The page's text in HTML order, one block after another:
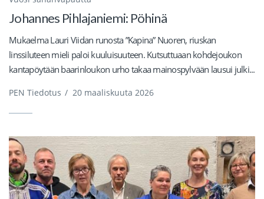
Johannes Pihlajaniemi: Pöhinä
Mukaelma Lauri Viidan runosta ”Kapina” Nuoren, riuskan
linssiluteen mieli paloi kuuluisuuteen. Kutsuttuaan kohdejoukon
kantapöytään baarinloukon urho takaa mainospylvään lausui julki...
PEN Tiedotus / 20 maaliskuuta 2026